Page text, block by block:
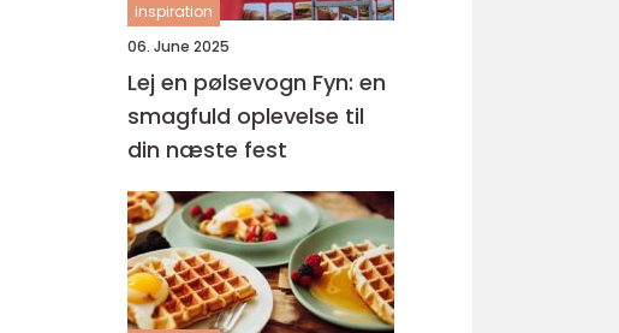
inspiration
06. June 2025
Lej en pølsevogn Fyn: en
smagfuld oplevelse til
din næste fest